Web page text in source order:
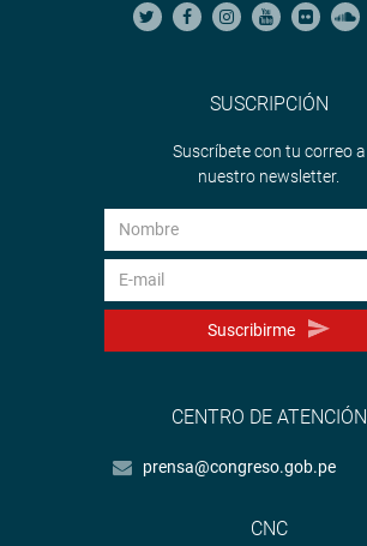
SUSCRIPCIÓN
Suscríbete con tu correo a
nuestro newsletter.
Suscribirme
CENTRO DE ATENCIÓN
prensa@congreso.gob.pe
CNC